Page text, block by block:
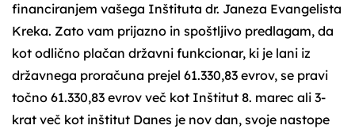
financiranjem vašega Inštituta dr. Janeza Evangelista
Kreka. Zato vam prijazno in spoštljivo predlagam, da
kot odlično plačan državni funkcionar, ki je lani iz
državnega proračuna prejel 61.330,83 evrov, se pravi
točno 61.330,83 evrov več kot Inštitut 8. marec ali 3-
krat več kot inštitut Danes je nov dan, svoje nastope